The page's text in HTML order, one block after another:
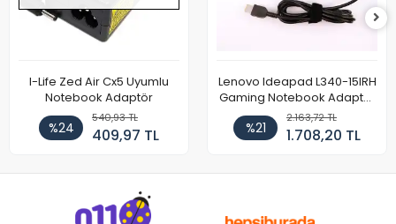
I-Life Zed Air Cx5 Uyumlu
Notebook Adaptör
%24
540,93 TL
409,97 TL
Lenovo Ideapad L340-15IRH
Gaming Notebook Adaptör
Cihazı Şarj Aleti (150W)
%21
2.163,72 TL
1.708,20 TL